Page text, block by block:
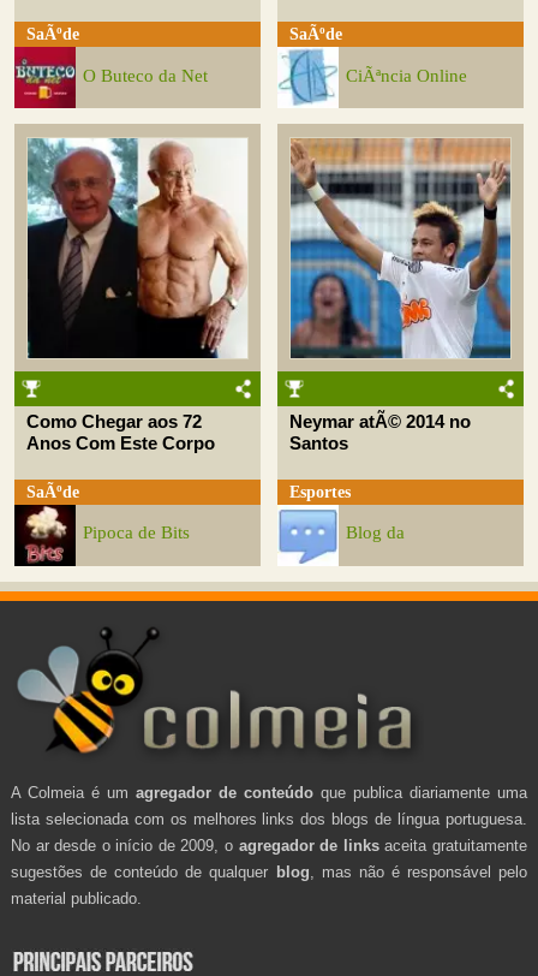
SaÃºde
O Buteco da Net
SaÃºde
CiÃªncia Online
Como Chegar aos 72
Anos Com Este Corpo
SaÃºde
Pipoca de Bits
Neymar atÃ© 2014 no
Santos
Esportes
Blog da
A Colmeia é um agregador de conteúdo que publica diariamente uma
lista selecionada com os melhores links dos blogs de língua portuguesa.
No ar desde o início de 2009, o agregador de linksaceita gratuitamente
sugestões de conteúdo de qualquer blog , mas não é responsável pelo
material publicado.